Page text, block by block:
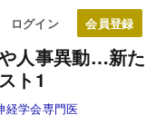
ログイン
人事異動…新た
ト1
経学会専門医